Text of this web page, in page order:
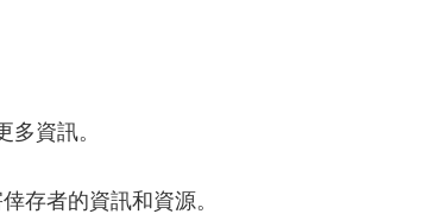
多資訊。
存者的資訊和資源。